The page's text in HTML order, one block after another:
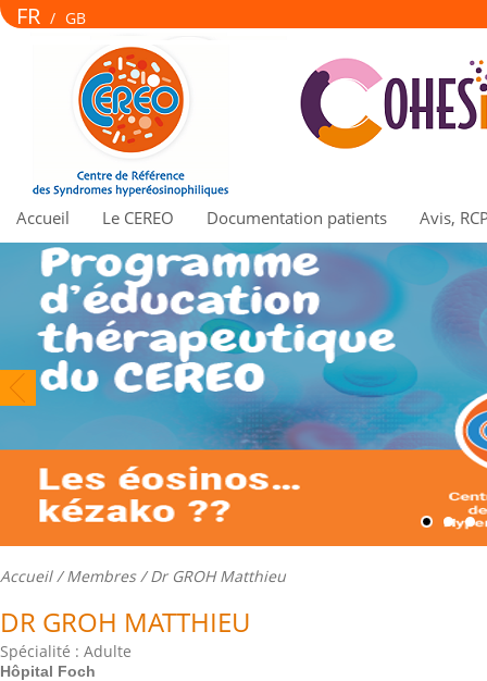
FR / GB
Accueil Le CEREO Documentation patients Avis,
Accueil/Membres/ Dr GROH Matthieu
DR GROH MATTHIEU
Spécialité : Adulte
Hôpital Foch